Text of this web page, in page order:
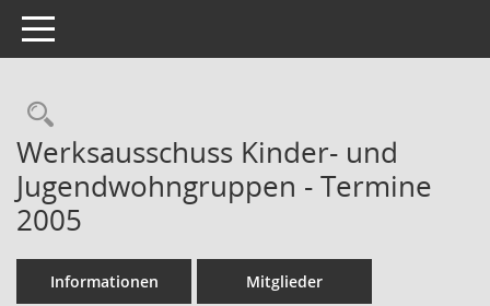
Toggle navigation
Rechercheauswahl
Werksausschuss Kinder- und
Jugendwohngruppen - Termine
2005
Informationen Mitglieder